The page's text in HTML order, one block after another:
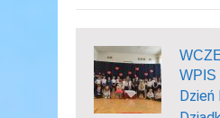
WPIS
Dzień